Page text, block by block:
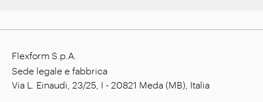
Flexform S.p.A.
Sede legale e fabbrica
Via L. Einaudi, 23/25, I - 20821 Meda (MB), Italia